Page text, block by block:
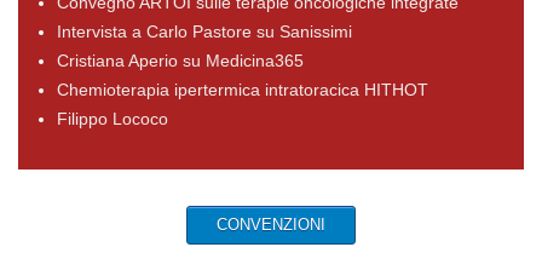
Intervista a Carlo Pastore su Sanissimi
Cristiana Aperio su Medicina365
Chemioterapia ipertermica intratoracica HITHOT
Filippo Lococo
CONVENZIONI